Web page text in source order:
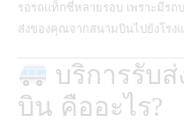
รอรถแท็กซี่หลายรอบ เพราะมีรถ
ส่งของคุณจากสนามบินไปยังโรง
บริการรับส่
บิน คืออะไร?